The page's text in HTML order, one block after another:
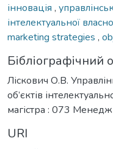
інновація ,
інтелектуальної
marketing strategies ,
Бібліографічний
Ліскович О.В.
об’єктів
магістра : 073
URI